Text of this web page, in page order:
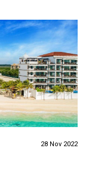
28 Nov 2022